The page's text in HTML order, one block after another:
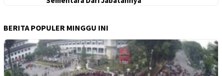
BERITA POPULER MINGGU INI